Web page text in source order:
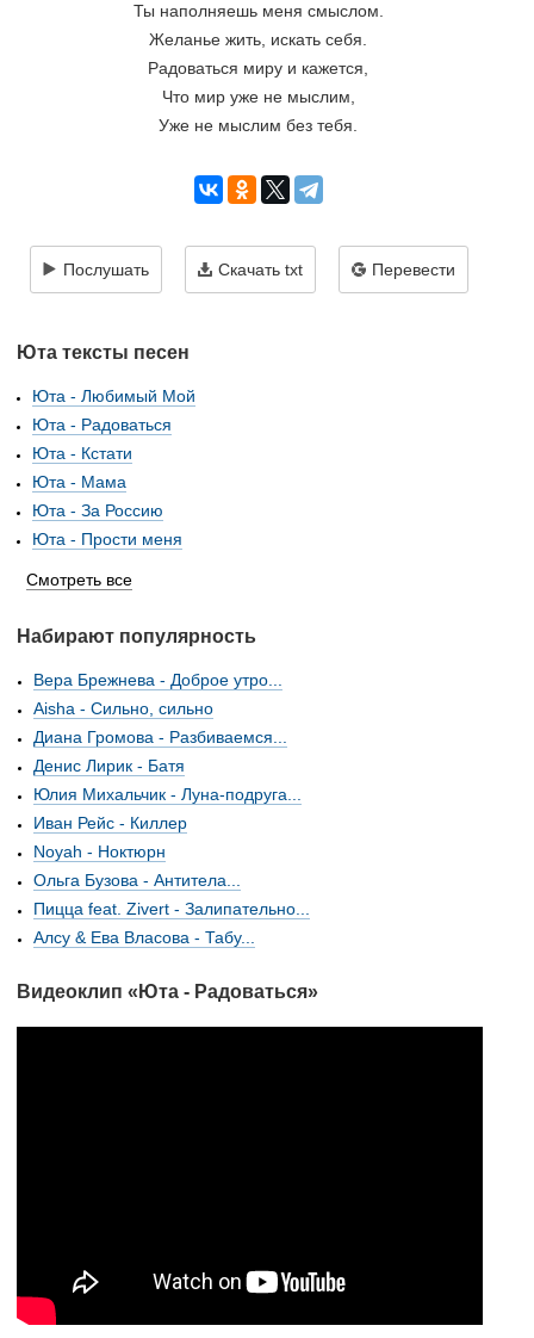
Ты наполняешь меня смыслом.
Желанье жить, искать себя.
Радоваться миру и кажется,
Что мир уже не мыслим,
Уже не мыслим без тебя.
Послушать Скачать txt Перевести
Юта тексты песен
Юта - Любимый Мой
Юта - Радоваться
Юта - Кстати
Юта - Мама
Юта - За Россию
Юта - Прости меня
Смотреть все
Набирают популярность
Вера Брежнева - Доброе утро...
Aisha - Сильно, сильно
Диана Громова - Разбиваемся...
Денис Лирик - Батя
Юлия Михальчик - Луна-подруга...
Иван Рейс - Киллер
Noyah - Ноктюрн
Ольга Бузова - Антитела...
Пицца feat. Zivert - Залипательно...
Алсу & Ева Власова - Табу...
Видеоклип «Юта - Радоваться»